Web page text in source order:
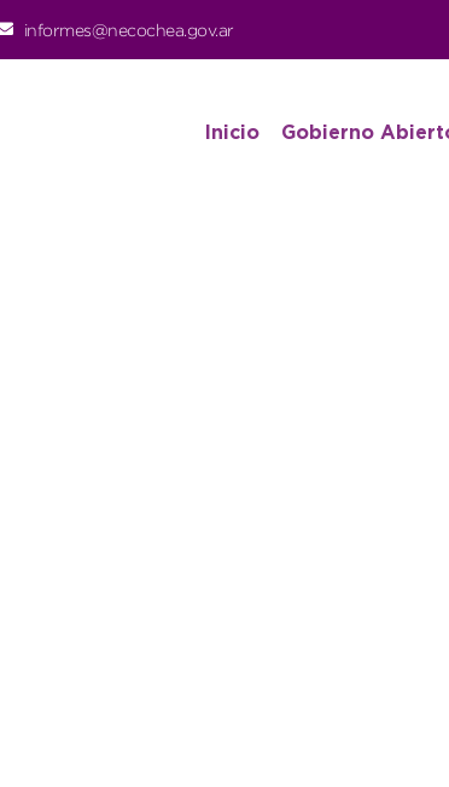
informes@necochea.gov.ar
Inicio Gobierno